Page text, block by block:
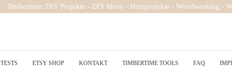
Timbertime: DIY Projekte - DIY Ideen - Holzprojekte - Woodworking -
TESTS ETSY SHOP KONTAKT TIMBERTIME TOOLS FAQ